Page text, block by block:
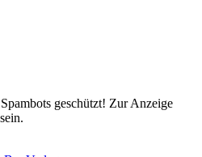
geschützt! Zur Anzeige